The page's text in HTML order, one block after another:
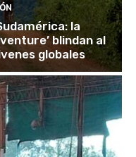
la
blindan al
globales